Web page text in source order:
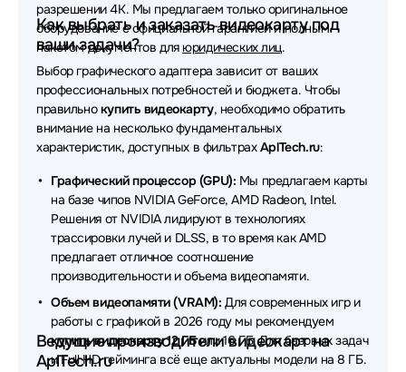
разрешении 4K. Мы предлагаем только оригинальное
оборудование с официальной гарантией и полным
пакетом документов для юридических лиц.
Как выбрать и заказать видеокарту под
ваши задачи?
Выбор графического адаптера зависит от ваших
профессиональных потребностей и бюджета. Чтобы
правильнокупить видеокарту, необходимо обратить
внимание на несколько фундаментальных
характеристик, доступных в фильтрахAplTech.ru:
Графический процессор (GPU): Мы предлагаем карты
на базе чипов NVIDIA GeForce, AMD Radeon, Intel.
Решения от NVIDIA лидируют в технологиях
трассировки лучей и DLSS, в то время как AMD
предлагает отличное соотношение
производительности и объема видеопамяти.
Объем видеопамяти (VRAM): Для современных игр и
работы с графикой в 2026 году мы рекомендуем
купить видеокарту 12 ГБили 16 ГБ. Для базовых задач
и Full HD гейминга всё еще актуальны модели на 8 ГБ.
Ведущие производители видеокарт на
AplTech.ru